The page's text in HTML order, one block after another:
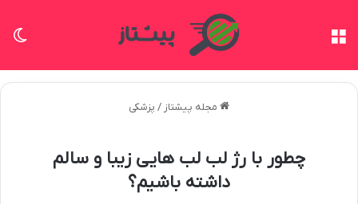
مجله پیشتاز / پزشکی
چطور با رژ لب لب هایی زیبا و سالم
داشته باشیم؟